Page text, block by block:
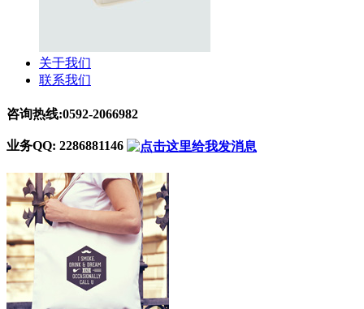
关于我们
联系我们
咨询热线:0592-2066982
业务QQ: 2286881146